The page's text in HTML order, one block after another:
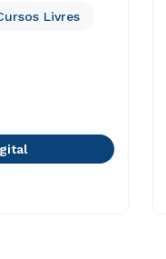
Livres